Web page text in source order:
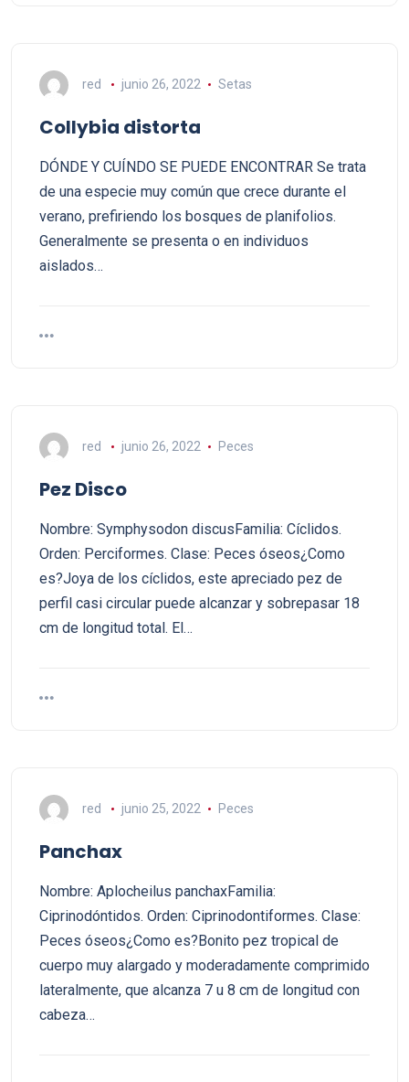
red junio 26, 2022 Setas
Collybia distorta
DÓNDE Y CUÍNDO SE PUEDE ENCONTRAR Se trata
de una especie muy común que crece durante el
verano, prefiriendo los bosques de planifolios.
Generalmente se presenta o en individuos
aislados…
red junio 26, 2022 Peces
Pez Disco
Nombre: Symphysodon discusFamilia: Cíclidos.
Orden: Perciformes. Clase: Peces óseos¿Como
es?Joya de los cíclidos, este apreciado pez de
perfil casi circular puede alcanzar y sobrepasar 18
cm de longitud total. El…
red junio 25, 2022 Peces
Panchax
Nombre: Aplocheilus panchaxFamilia:
Ciprinodóntidos. Orden: Ciprinodontiformes. Clase:
Peces óseos¿Como es?Bonito pez tropical de
cuerpo muy alargado y moderadamente comprimido
lateralmente, que alcanza 7 u 8 cm de longitud con
cabeza…